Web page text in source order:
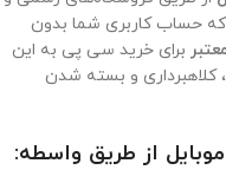
که حساب کاربری شما بدون
برای خرید سی پی به این
و بسته شدن
از طریق واسطه: